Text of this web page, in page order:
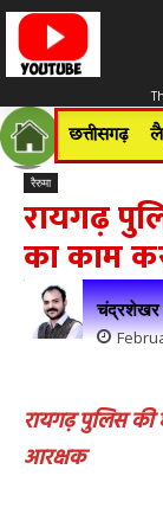
छत्तीसगढ़
रैरुमा
रायगढ़
का काम
चंद्रशेखर
रायगढ़ पुलिस की
आरक्षक